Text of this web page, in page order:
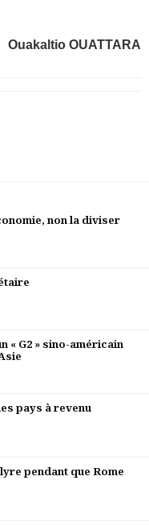
Ouakaltio OUATTARA
non la diviser
« G2 » sino-américain
pays à revenu
pendant que Rome